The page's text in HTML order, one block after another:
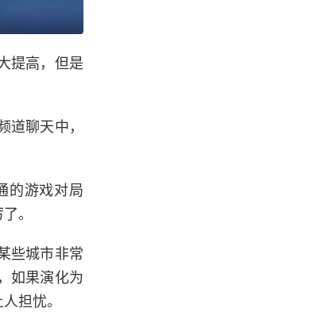
提高，但是
聊天中，
的游戏对局
。
些城市非常
如果演化为
担忧。